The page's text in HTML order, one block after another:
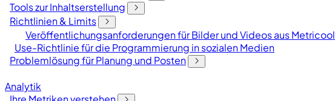
Tools zur Inhaltserstellung
Richtlinien & Limits
Veröffentlichungsanforderungen für Bilder und Videos aus Metricool
Use-Richtlinie für die Programmierung in sozialen Medien
Problemlösung für Planung und Posten
Analytik